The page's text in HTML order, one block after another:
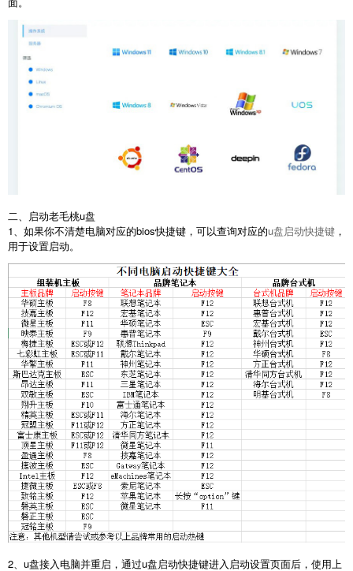
二、启动老毛桃u盘
1、如果你不清楚电脑对应的bios快捷键，可以查询对应的u盘启动快捷键 ，
用于设置启动。
2、u盘接入电脑并重启，通过u盘启动快捷键进入启动设置页面后，使用上